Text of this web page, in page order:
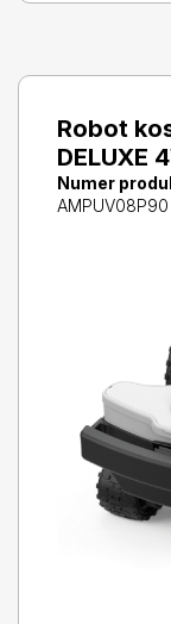
Robot
DELUXE
Numer
AMPUV08P90